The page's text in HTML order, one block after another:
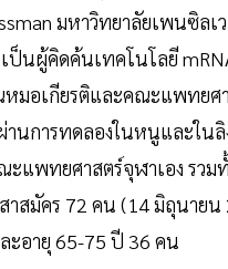
มหาวิทยาลัยเพนซิล
ป็นผู้คิดค้นเทคโนโลยี
มอเกียรติและคณะแพทยศ
านการทดลองในหนูและใ
แพทยศาสตร์จุฬาเอง รว
าสมัคร 72 คน (14 มิถุนายน
ะอายุ 65-75 ปี 36 คน